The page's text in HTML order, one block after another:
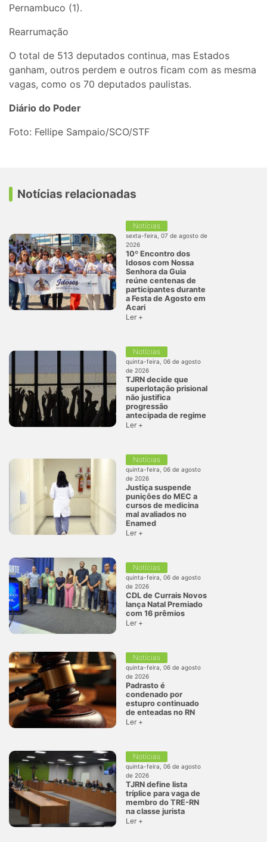
Pernambuco (1).
Rearrumação
O total de 513 deputados continua, mas Estados
ganham, outros perdem e outros ficam com as mesma
vagas, como os 70 deputados paulistas.
Diário do Poder
Foto: Fellipe Sampaio/SCO/STF
Notícias relacionadas
Notícias
sexta-feira, 07 de agosto de
2026
10º Encontro dos
Idosos com Nossa
Senhora da Guia
reúne centenas de
participantes durante
a Festa de Agosto em
Acari
Ler +
Notícias
quinta-feira, 06 de agosto
de 2026
TJRN decide que
superlotação prisional
não justifica
progressão
antecipada de regime
Ler +
Notícias
quinta-feira, 06 de agosto
de 2026
Justiça suspende
punições do MEC a
cursos de medicina
mal avaliados no
Enamed
Ler +
Notícias
quinta-feira, 06 de agosto
de 2026
CDL de Currais Novos
lança Natal Premiado
com 16 prêmios
Ler +
Notícias
quinta-feira, 06 de agosto
de 2026
Padrasto é
condenado por
estupro continuado
de enteadas no RN
Ler +
Notícias
quinta-feira, 06 de agosto
de 2026
TJRN define lista
tríplice para vaga de
membro do TRE-RN
na classe jurista
Ler +